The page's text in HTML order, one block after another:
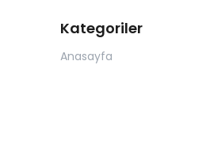
Kategoriler
Anasayfa